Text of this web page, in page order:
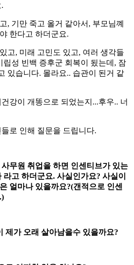
, 기만 죽고 올거 같아서, 부모님꼐
한다고 하더군요.
고, 미래 고민도 있고, 여러 생각들
립성 빈백 증후군 회복이 됬는데, 잠
있습니다. 몰라요.. 습관이 된거 같
강이 개똥으로 되었는지...후우.. 너
로 인해 질문을 드립니다.
무원 취업을 하면 인센티브가 있는
고 하더군요. 사실인가요? 사실이
얼마나 있을까요?(갠적으로 인센
제가 오래 살아남을수 있을까요?